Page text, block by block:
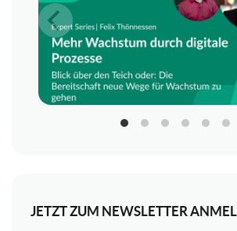
JETZT ZUM NEWSLETTER